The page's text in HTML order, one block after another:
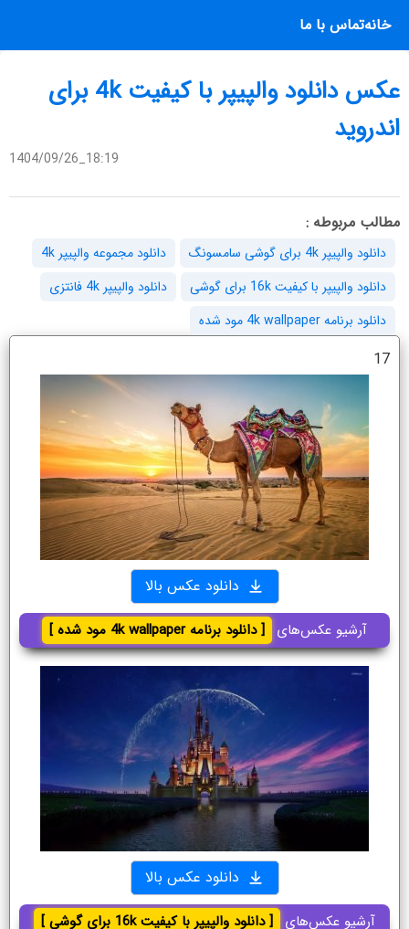
خانهتماس با ما
عکس دانلود والپیپر با کیفیت 4k برای
اندروید
1404/09/26_18:19
مطالب مربوطه :
دانلود والپیپر 4k برای گوشی سامسونگ
دانلود مجموعه والپیپر 4k
دانلود والپیپر با کیفیت 16k برای گوشی
دانلود والپیپر 4k فانتزی
دانلود برنامه 4k wallpaper مود شده
17
دانلود عکس بالا
آرشیو عکس‌های [ دانلود برنامه 4k wallpaper مود شده ]
دانلود عکس بالا
آرشیو عکس‌های [ دانلود والپیپر با کیفیت 16k برای گوشی ]